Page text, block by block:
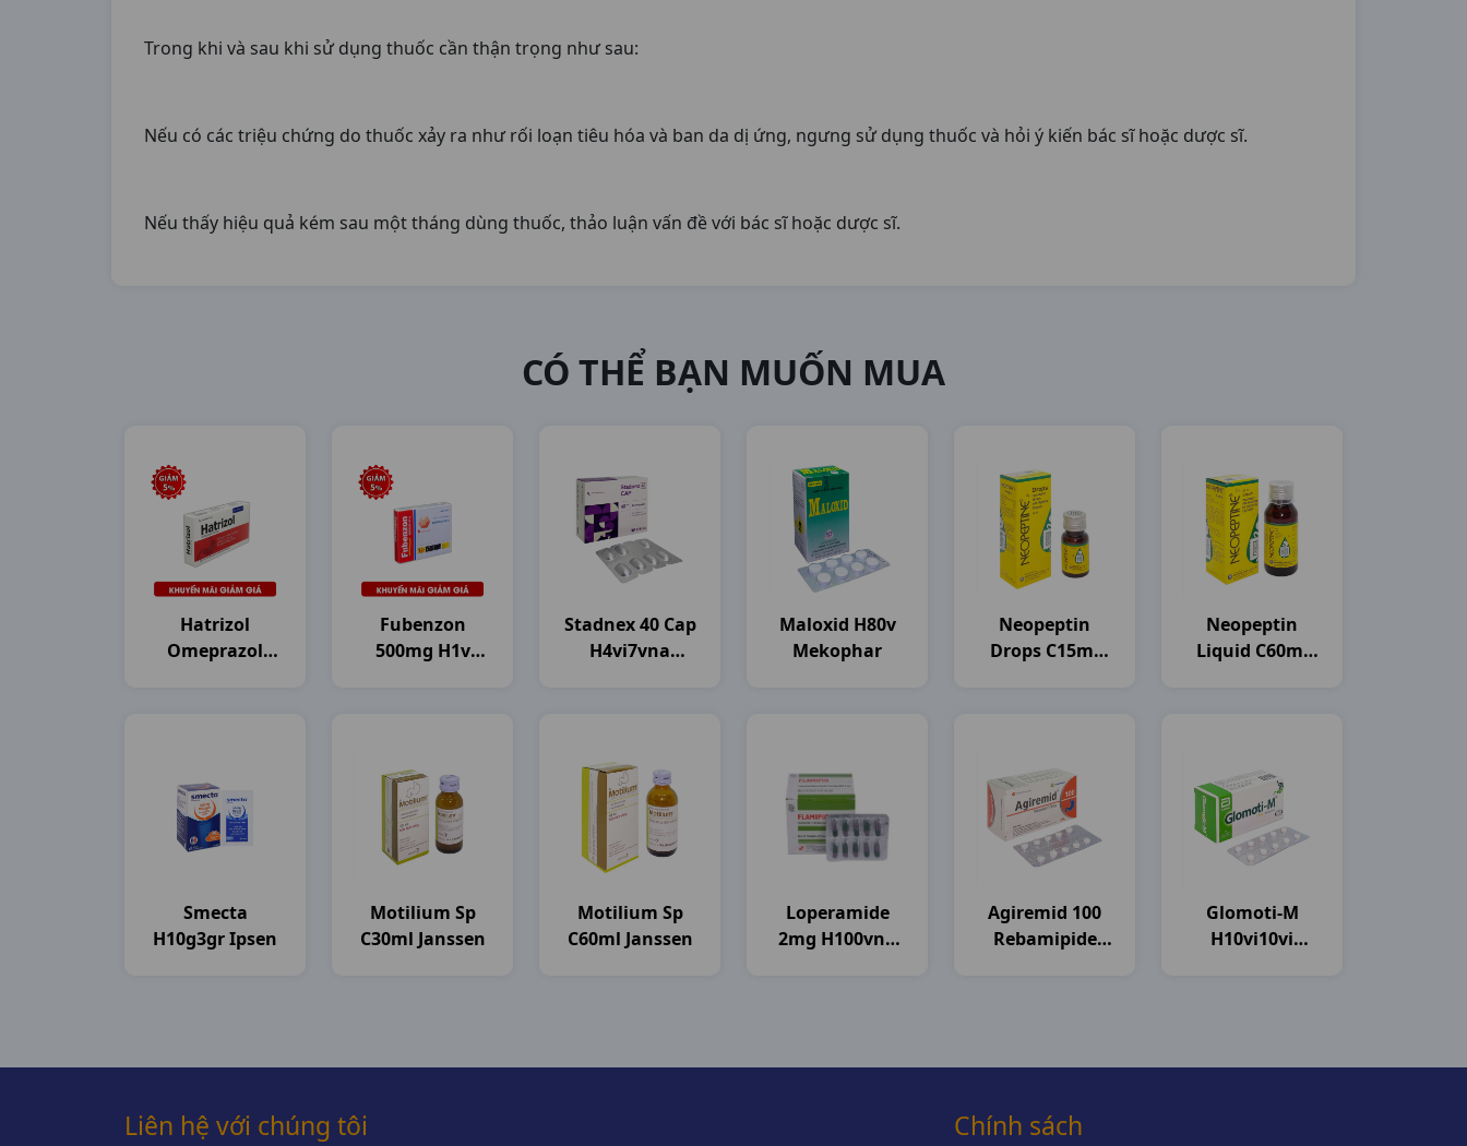
Trong khi và sau khi sử dụng thuốc cần thận trọng như sau:
Nếu có các triệu chứng do thuốc xảy ra như rối loạn tiêu hóa và ban da dị ứng, ngưng sử dụng thuốc và hỏi ý kiến bác sĩ hoặc dược sĩ.
Nếu thấy hiệu quả kém sau một tháng dùng thuốc, thảo luận vấn đề với bác sĩ hoặc dược sĩ.
CÓ THỂ BẠN MUỐN MUA
Hatrizol
Omeprazol
Fubenzon
500mg H1v
Stadnex 40 Cap
H4vi7vna
Maloxid H80v
Mekophar
Neopeptin
Drops C15ml
Neopeptin
Liquid C60ml
Smecta
H10g3gr Ipsen
Motilium Sp
C30ml Janssen
Motilium Sp
C60ml Janssen
Loperamide
2mg H100vna
Agiremid 100
Rebamipide
Glomoti-M
H10vi10vi
Liên hệ với chúng tôi Chính sách